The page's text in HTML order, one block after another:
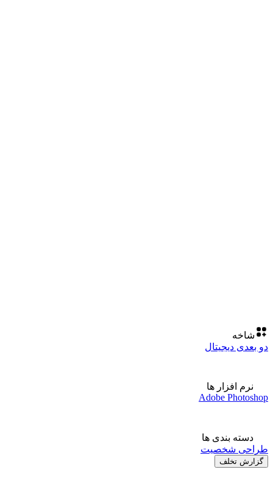
شاخه
دو بعدی دیجیتال
نرم افزار ها
Adobe Photoshop
دسته بندی ها
طراحی شخصیت
گزارش تخلف